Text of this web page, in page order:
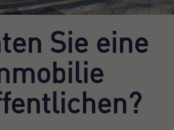
Sie eine